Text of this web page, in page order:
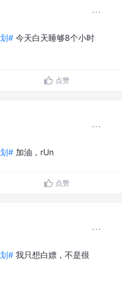
# 今天白天睡够8个小时
点赞
# 加油，rUn
点赞
# 我只想白嫖，不是很